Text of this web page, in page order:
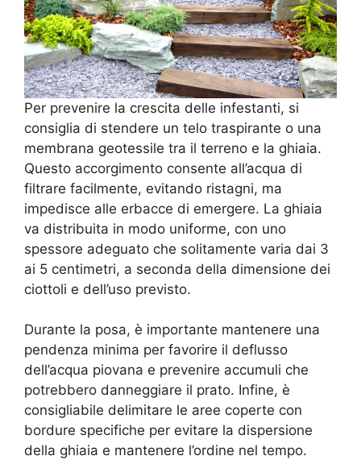
Per prevenire la crescita delle infestanti, si
consiglia di stendere un telo traspirante o una
membrana geotessile tra il terreno e la ghiaia.
Questo accorgimento consente all’acqua di
filtrare facilmente, evitando ristagni, ma
impedisce alle erbacce di emergere. La ghiaia
va distribuita in modo uniforme, con uno
spessore adeguato che solitamente varia dai 3
ai 5 centimetri, a seconda della dimensione dei
ciottoli e dell’uso previsto.
Durante la posa, è importante mantenere una
pendenza minima per favorire il deflusso
dell’acqua piovana e prevenire accumuli che
potrebbero danneggiare il prato. Infine, è
consigliabile delimitare le aree coperte con
bordure specifiche per evitare la dispersione
della ghiaia e mantenere l’ordine nel tempo.